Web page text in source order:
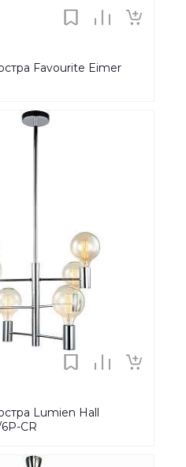
Favourite Eimer
Lumien Hall
CR